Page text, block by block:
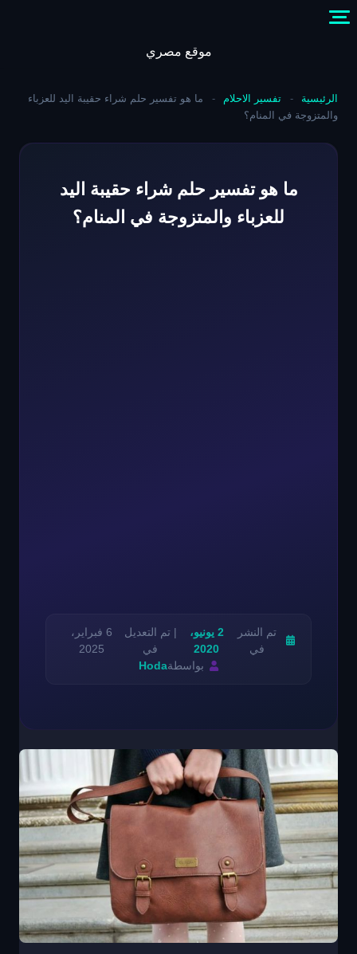
موقع مصري
الرئيسية - تفسير الاحلام -
ما هو تفسير حلم شراء حقيبة اليد للعزباء
والمتزوجة في المنام؟
ما هو تفسير حلم شراء حقيبة اليد
للعزباء والمتزوجة في المنام؟
تم النشر
في
2 يونيو،
2020
| تم التعديل
في
6 فبراير،
2025
بواسطةHoda